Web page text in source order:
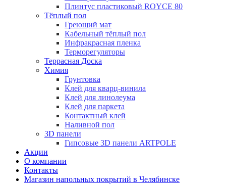
Плинтус пластиковый ROYCE 80
Тёплый пол
Греющий мат
Кабельный тёплый пол
Инфракрасная пленка
Терморегуляторы
Террасная Доска
Химия
Грунтовка
Клей для кварц-винила
Клей для линолеума
Клей для паркета
Контактный клей
Наливной пол
3D панели
Гипсовые 3D панели ARTPOLE
Акции
О компании
Контакты
Магазин напольных покрытий в Челябинске